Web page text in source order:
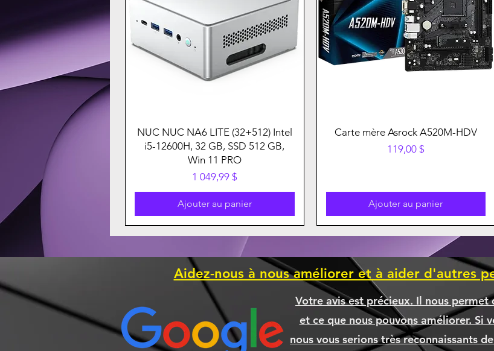
NUC NUC NA6 LITE (32+512) Intel
i5-12600H, 32 GB, SSD 512 GB,
Win 11 PRO
Prix
1 049,99 $
Ajouter au panier
Carte mère Asrock A520M-HDV
Prix
119,00 $
Ajouter au panier
Aidez-nous à nous améliorer et à aider d'autres
Votre avis est précieux. Il nous
et ce que nous pouvons améliorer. Si
nous vous serions très reconnaissants